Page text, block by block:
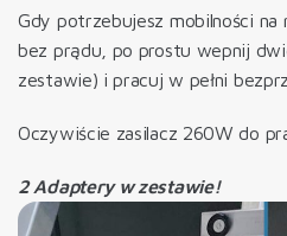
Gdy potrzebujesz mobilności
bez prądu, po prostu wepnij
zestawie) i pracuj w pełni
Oczywiście zasilacz 260W do
2 Adaptery w zestawie!